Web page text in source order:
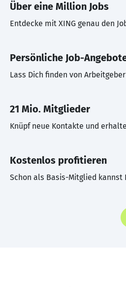
Über eine Million Jobs
Entdecke mit XING genau den
Persönliche Job-
Lass Dich finden von
21 Mio. Mitglieder
Knüpf neue Kontakte und
Kostenlos profitieren
Schon als Basis-Mitglied kannst